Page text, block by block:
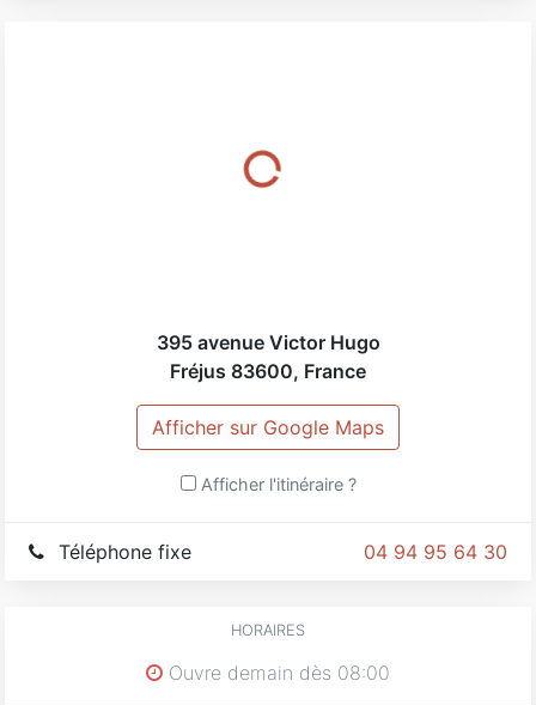
395 avenue Victor Hugo
Fréjus 83600, France
Afficher sur Google Maps
Afficher l'itinéraire ?
04 94 95 64 30
Téléphone fixe
HORAIRES
Ouvre demain dès 08:00